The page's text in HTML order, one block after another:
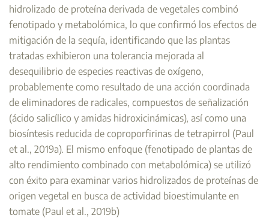
hidrolizado de proteína derivada de vegetales combinó
fenotipado y metabolómica, lo que confirmó los efectos de
mitigación de la sequía, identificando que las plantas
tratadas exhibieron una tolerancia mejorada al
desequilibrio de especies reactivas de oxígeno,
probablemente como resultado de una acción coordinada
de eliminadores de radicales, compuestos de señalización
(ácido salicílico y amidas hidroxicinámicas), así como una
biosíntesis reducida de coproporfirinas de tetrapirrol (Paul
et al., 2019a). El mismo enfoque (fenotipado de plantas de
alto rendimiento combinado con metabolómica) se utilizó
con éxito para examinar varios hidrolizados de proteínas de
origen vegetal en busca de actividad bioestimulante en
tomate (Paul et al., 2019b)